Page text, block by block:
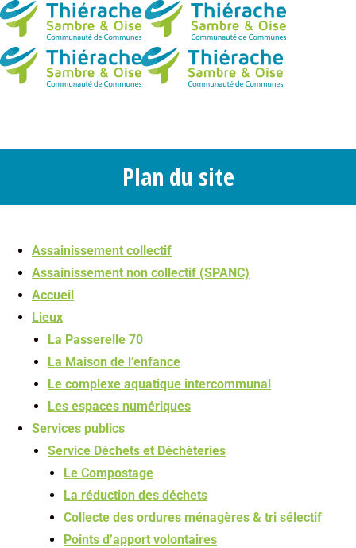
Plan du site
You are here:
Assainissement collectif
Assainissement non collectif (SPANC)
Accueil
Lieux
La Passerelle 70
La Maison de l’enfance
Le complexe aquatique intercommunal
Les espaces numériques
Services publics
Service Déchets et Déchèteries
Le Compostage
La réduction des déchets
Collecte des ordures ménagères & tri sélectif
Points d’apport volontaires